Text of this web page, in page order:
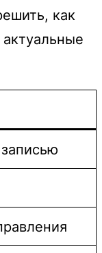
как